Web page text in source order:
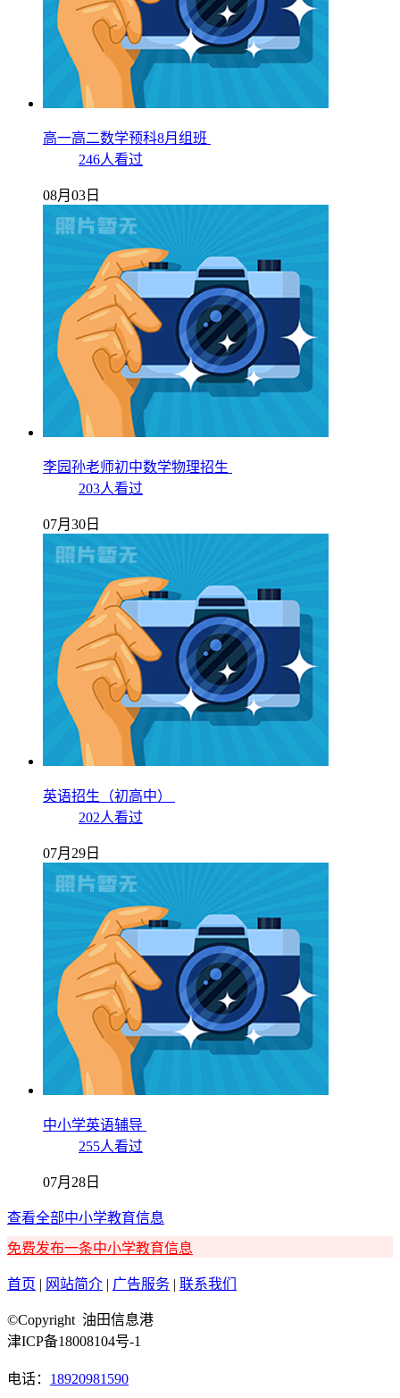
高一高二数学预科8月组班
246人看过
08月03日
李园孙老师初中数学物理招生
203人看过
07月30日
英语招生（初高中）
202人看过
07月29日
中小学英语辅导
255人看过
07月28日
查看全部中小学教育信息
免费发布一条中小学教育信息
首页 | 网站简介 | 广告服务 | 联系我们
©Copyright 油田信息港
津ICP备18008104号-1
电话： 18920981590